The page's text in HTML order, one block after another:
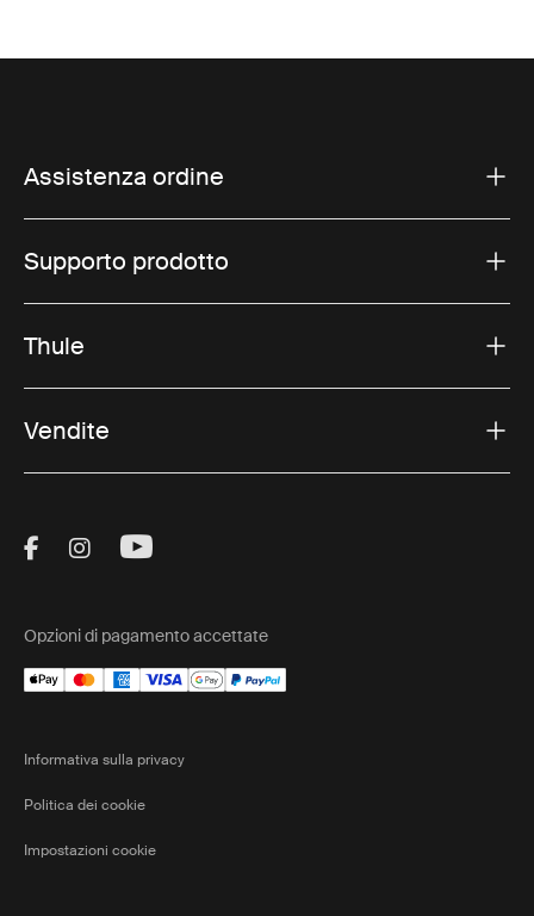
Assistenza ordine
Supporto prodotto
Thule
Vendite
Visit Thule on Facebook (external link)
Visit Thule on Instagram (external link)
Visit Thule on Youtube (external
Opzioni di pagamento accettate
Informativa sulla privacy
Politica dei cookie
Impostazioni cookie